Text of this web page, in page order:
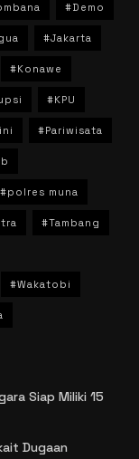
#Demo
#Jakarta
#Konawe
#KPU
#Pariwisata
#polres muna
#Tambang
#Wakatobi
Siap Miliki 15
Dugaan